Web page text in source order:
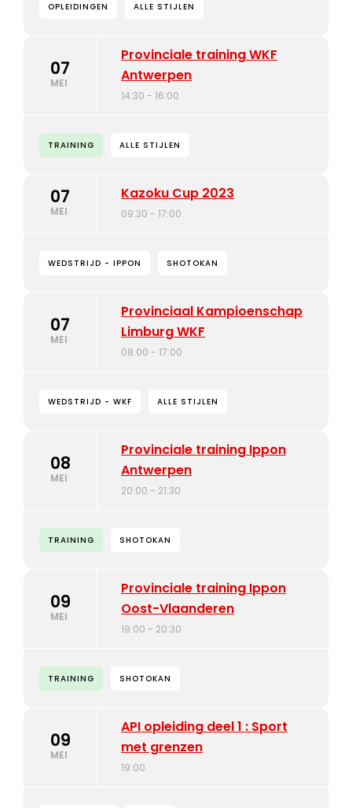
OPLEIDINGEN ALLE STIJLEN
07
MEI
Provinciale training WKF
Antwerpen
14:30 - 16:00
TRAINING ALLE STIJLEN
07
MEI
Kazoku Cup 2023
09:30 - 17:00
WEDSTRIJD - IPPON SHOTOKAN
07
MEI
Provinciaal Kampioenschap
Limburg WKF
08:00 - 17:00
WEDSTRIJD - WKF ALLE STIJLEN
08
MEI
Provinciale training Ippon
Antwerpen
20:00 - 21:30
TRAINING SHOTOKAN
09
MEI
Provinciale training Ippon
Oost-Vlaanderen
19:00 - 20:30
TRAINING SHOTOKAN
09
MEI
API opleiding deel 1 : Sport
met grenzen
19:00